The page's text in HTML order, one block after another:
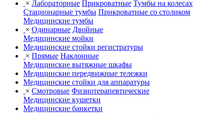
× Лабораторные Прикроватные Тумбы на колесах
Стационарные тумбы Прикроватные со столиком
Медицинские тумбы
× Одинарные Двойные
Медицинские мойки
Медицинские стойки регистратуры
× Прямые Наклонные
Медицинские вытяжные шкафы
Медицинские передвижные тележки
Медицинские стойки для аппаратуры
× Смотровые Физиотерапевтические
Медицинские кушетки
Медицинские банкетки